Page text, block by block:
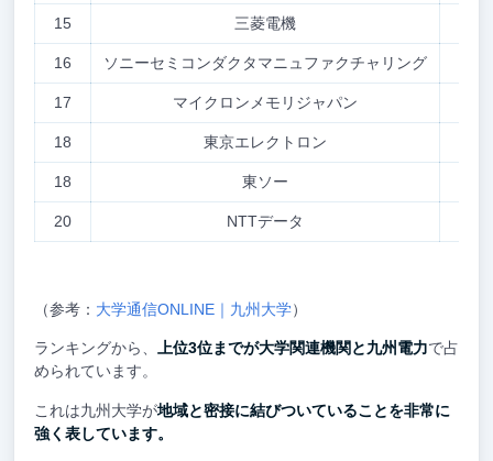
15 三菱電機
16 ソニーセミコンダクタマニュファクチャリング
17 マイクロンメモリジャパン
18 東京エレクトロン
18 東ソー
20 NTTデータ
（参考： 大学通信ONLINE｜九州大学）
ランキングから、 上位3位までが大学関連機関と九州電力で占
められています。
これは九州大学が地域と密接に結びついていることを非常に
強く表しています。